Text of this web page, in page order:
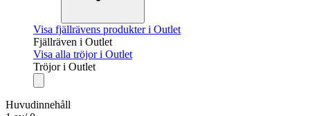
Visa fjällrävens produkter i Outlet
Fjällräven i Outlet
Visa alla tröjor i Outlet
Tröjor i Outlet
Huvudinnehåll